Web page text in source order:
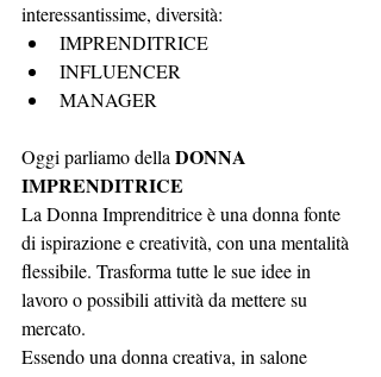
interessantissime, diversità:
IMPRENDITRICE
INFLUENCER
MANAGER
Oggi parliamo della DONNA
IMPRENDITRICE
La Donna Imprenditrice è una donna fonte
di ispirazione e creatività, con una mentalità
flessibile. Trasforma tutte le sue idee in
lavoro o possibili attività da mettere su
mercato.
Essendo una donna creativa, in salone